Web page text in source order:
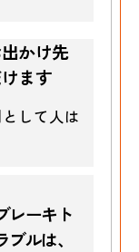
かけ先
ます
して人は
レーキト
ルは、